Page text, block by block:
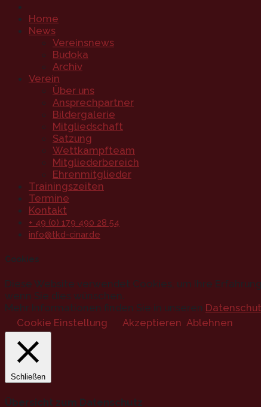
Home
News
Vereinsnews
Budoka
Archiv
Verein
Über uns
Ansprechpartner
Bildergalerie
Mitgliedschaft
Satzung
Wettkampfteam
Mitgliederbereich
Ehrenmitglieder
Trainingszeiten
Termine
Kontakt
+ 49 (0) 179 490 28 54
info@tkd-cinar.de
Cookies
Diese Website verwendet Cookies, um Ihre
wenn Sie dies wünschen.
Mehr Informationen finden Sie in unseren
Cookie Einstellung
Akzeptieren Ablehnen
Schließen
Übersicht zum Datenschutz